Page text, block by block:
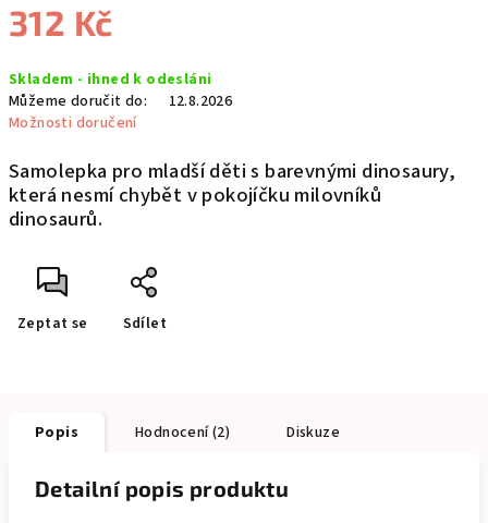
312 Kč
cena:
Skladem - ihned k odesláni
Můžeme doručit do:
12.8.2026
Možnosti doručení
Samolepka pro mladší děti s barevnými dinosaury,
která nesmí chybět v pokojíčku milovníků
dinosaurů.
Zeptat se Sdílet
Popis Hodnocení (2) Diskuze
Detailní popis produktu